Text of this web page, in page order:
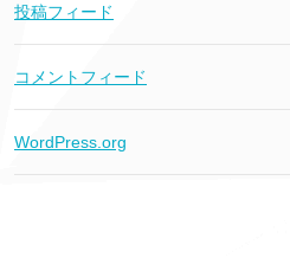
投稿フィード
コメントフィード
WordPress.org